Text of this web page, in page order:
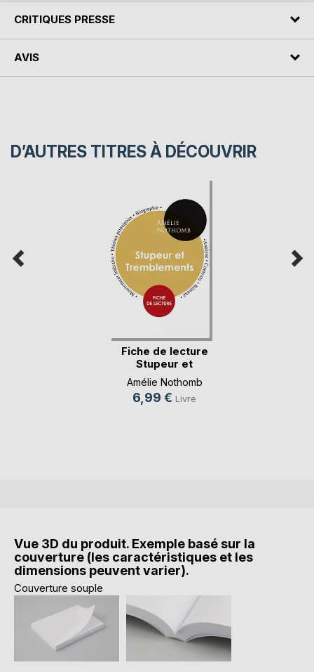
CRITIQUES PRESSE
AVIS
D’AUTRES TITRES À DÉCOUVRIR
Fiche de lecture
Stupeur et
Trembl(...)
Amélie Nothomb
6,99 € Livre
Vue 3D du produit. Exemple basé sur la
couverture (les caractéristiques et les
dimensions peuvent varier).
Couverture souple